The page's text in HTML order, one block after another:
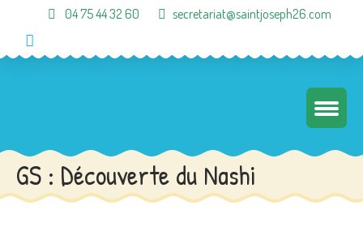
04 75 44 32 60 secretariat@saintjoseph26.com
GS : Découverte du Nashi